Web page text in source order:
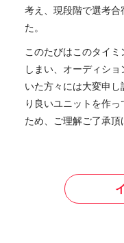
考え、現段階で選考
た。
このたびはこのタイ
しまい、オーディシ
いた方々には大変申
り良いユニットを作
ため、ご理解ご了承頂